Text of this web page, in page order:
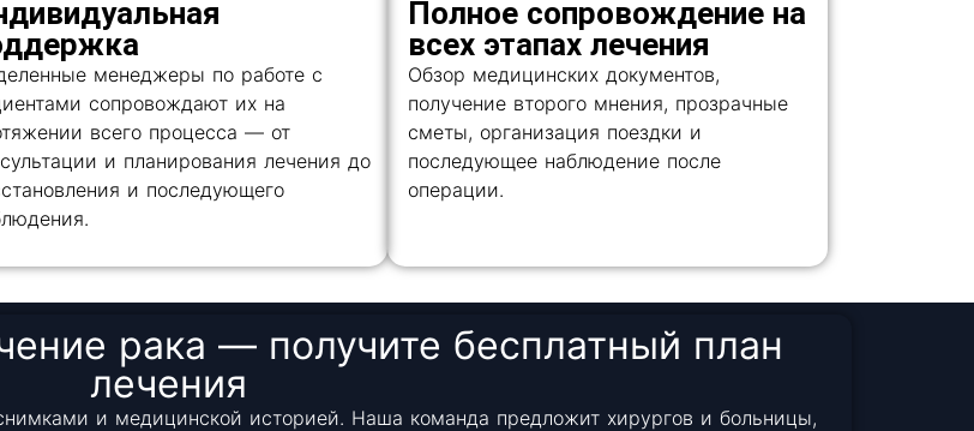
менеджеры по работе с
сопровождают их на
всего процесса — от
и планирования лечения до
и последующего
Полное сопровождение на
всех этапах лечения
Обзор медицинских документов,
получение второго мнения, прозрачные
сметы, организация поездки и
последующее наблюдение после
операции.
рака — получите бесплатный план
лечения
и медицинской историей. Наша команда предложит хирургов и больницы,